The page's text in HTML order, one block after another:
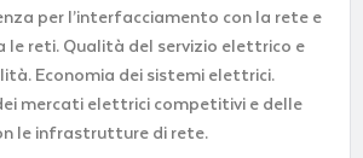
per l’interfacciamento con la rete e
le reti. Qualità del servizio elettrico e
Economia dei sistemi elettrici.
mercati elettrici competitivi e delle
le infrastrutture di rete.